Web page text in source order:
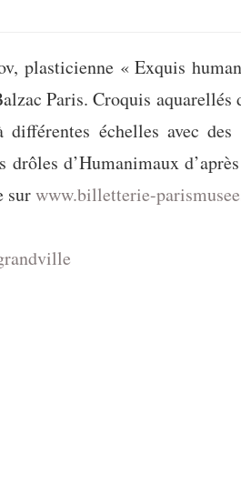
plasticienne « Exquis
Paris. Croquis aquarellés
échelles avec
drôles d’Humanimaux
surwww.billetterie-